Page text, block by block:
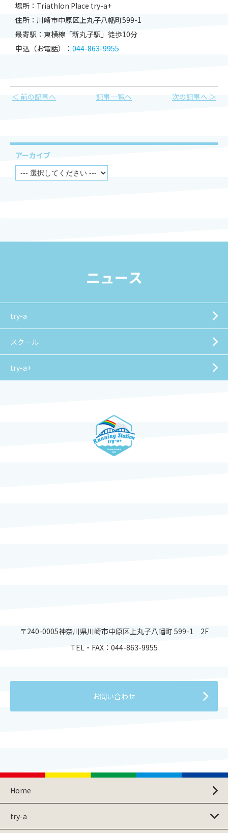
場所：Triathlon Place try-a+
住所：川崎市中原区上丸子八幡町599-1
最寄駅：東横線「新丸子駅」徒歩10分
申込（お電話）： 044-863-9955
＜ 前の記事へ 記事一覧へ 次の記事へ ＞
アーカイブ
ニュース
try-a
スクール
try-a+
〒240-0005神奈川県川崎市中原区上丸子八幡町 599-1 2F
TEL・FAX： 044-863-9955
お問い合わせ
Home
try-a